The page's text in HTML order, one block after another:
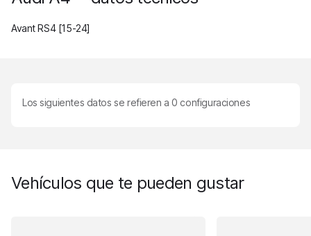
Avant RS4 [15-24]
Los siguientes datos se refieren a0 configuraciones
Vehículos que te pueden gustar